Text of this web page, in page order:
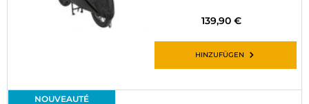
139,90 €
HINZUFÜGEN
NOUVEAUTÉ